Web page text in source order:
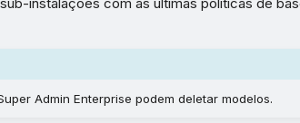
Admin Enterprise podem deletar modelos.